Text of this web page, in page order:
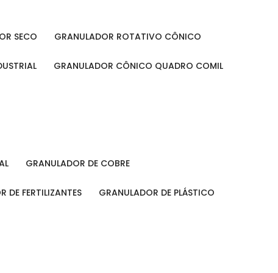
SECO GRANULADOR ROTATIVO CÔNICO
GRANULADOR CÔNICO QUADRO COMIL
GRANULADOR DE COBRE
DE FERTILIZANTES GRANULADOR DE PLÁSTICO